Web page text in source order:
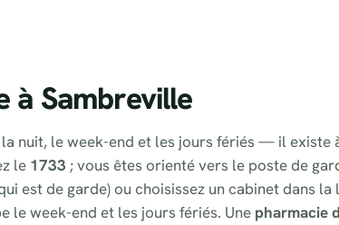
à Sambreville
nuit, le week-end et les jours fériés — il existe
le 1733 ; vous êtes orienté vers le poste de
est de garde) ou choisissez un cabinet dans la
le week-end et les jours fériés. Une pharmacie